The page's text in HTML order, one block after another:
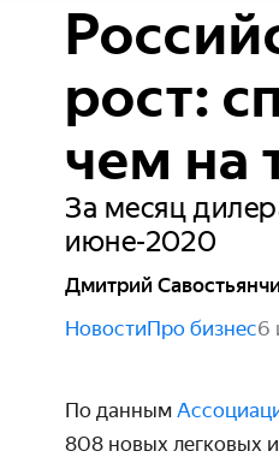
рост:
чем на
За месяц
июне-2020
Дмитрий
НовостиПро бизнес6
По данным
808 новых легковых